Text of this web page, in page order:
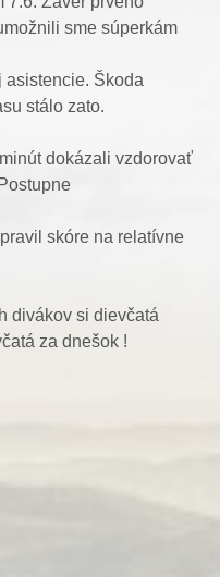
sme súperkám
asistencie. Škoda
stálo zato.
dokázali vzdorovať
skóre na relatívne
divákov si dievčatá
za dnešok !